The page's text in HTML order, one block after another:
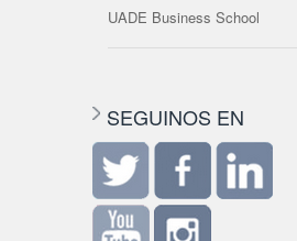
UADE Business School
SEGUINOS EN